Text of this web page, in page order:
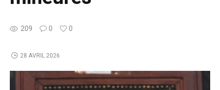
209 0 0
28 AVRIL 2026